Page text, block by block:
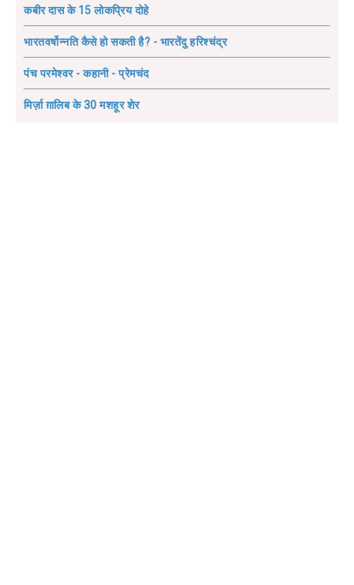
कबीर दास के 15 लोकप्रिय दोहे
भारतवर्षोन्नति कैसे हो सकती है? - भारतेंदु हरिश्चंद्र
पंच परमेश्वर - कहानी - प्रेमचंद
मिर्ज़ा ग़ालिब के 30 मशहूर शेर